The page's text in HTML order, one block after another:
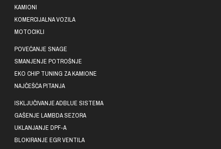
KAMIONI
KOMERCIJALNA VOZILA
MOTOCIKLI
POVEĆANJE SNAGE
SMANJENJE POTROŠNJE
EKO CHIP TUNING ZA KAMIONE
NAJČEŠĆA PITANJA
ISKLJUČIVANJE ADBLUE SISTEMA
GAŠENJE LAMBDA SEZORA
UKLANJANJE DPF-A
BLOKIRANJE EGR VENTILA